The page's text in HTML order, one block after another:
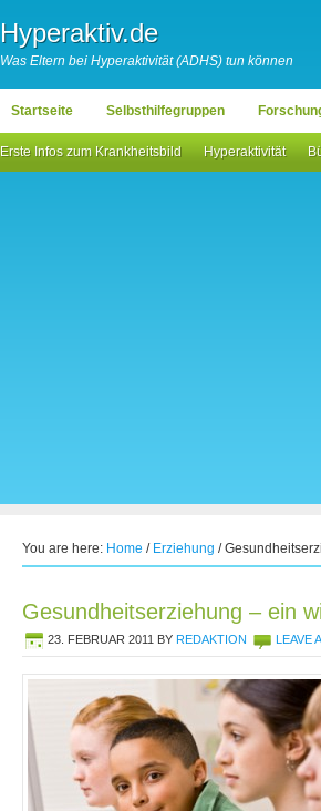
Hyperaktiv.de
Was Eltern bei Hyperaktivität (ADHS) tun können
Startseite Selbsthilfegruppen
Erste Infos zum Krankheitsbild Hyperaktivität
You are here: Home / Erziehung /
Gesundheitserziehung – ein
23. FEBRUAR 2011 BY REDAKTION LEAVE